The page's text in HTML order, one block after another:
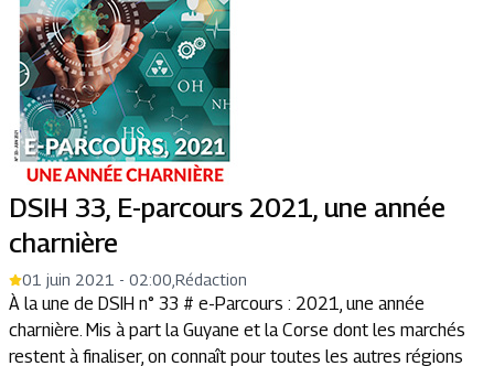
DSIH 33, E-parcours 2021, une année
charnière
01 juin 2021 - 02:00 Rédaction
À la une de DSIH n° 33 # e-Parcours : 2021, une année
charnière. Mis à part la Guyane et la Corse dont les marchés
restent à finaliser, on connaît pour toutes les autres régions